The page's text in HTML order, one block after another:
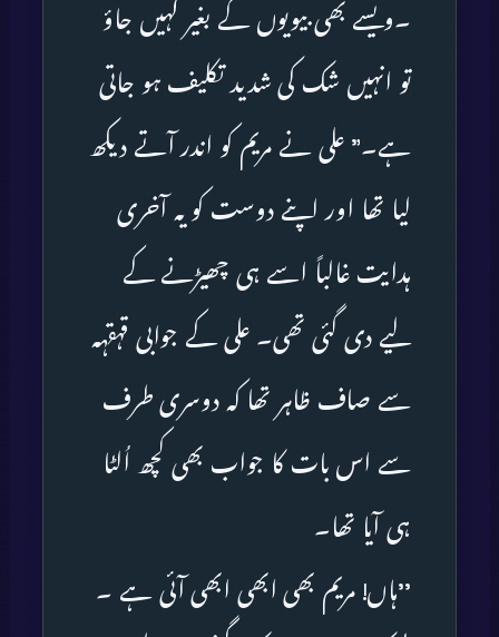
۔ویسے بھی بیویوں کے بغیر کہیں جاؤ
تو انہیں شک کی شدید تکلیف ہو جاتی
ہے۔” علی نے مریم کو اندر آتے دیکھ
لیا تھا اور اپنے دوست کو یہ آخری
ہدایت غالباً اسے ہی چھیڑنے کے
لیے دی گئی تھی۔ علی کے جوابی قہقہہ
سے صاف ظاہر تھا کہ دوسری طرف
سے اس بات کا جواب بھی کچھ اُلٹا
ہی آیا تھا۔
’’ہاں! مریم بھی ابھی ابھی آئی ہے ۔